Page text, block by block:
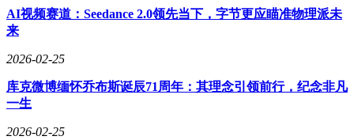
AI视频赛道：Seedance 2.0领先当下，字节更应瞄准物理派未
来
2026-02-25
库克微博缅怀乔布斯诞辰71周年：其理念引领前行，纪念非凡
一生
2026-02-25